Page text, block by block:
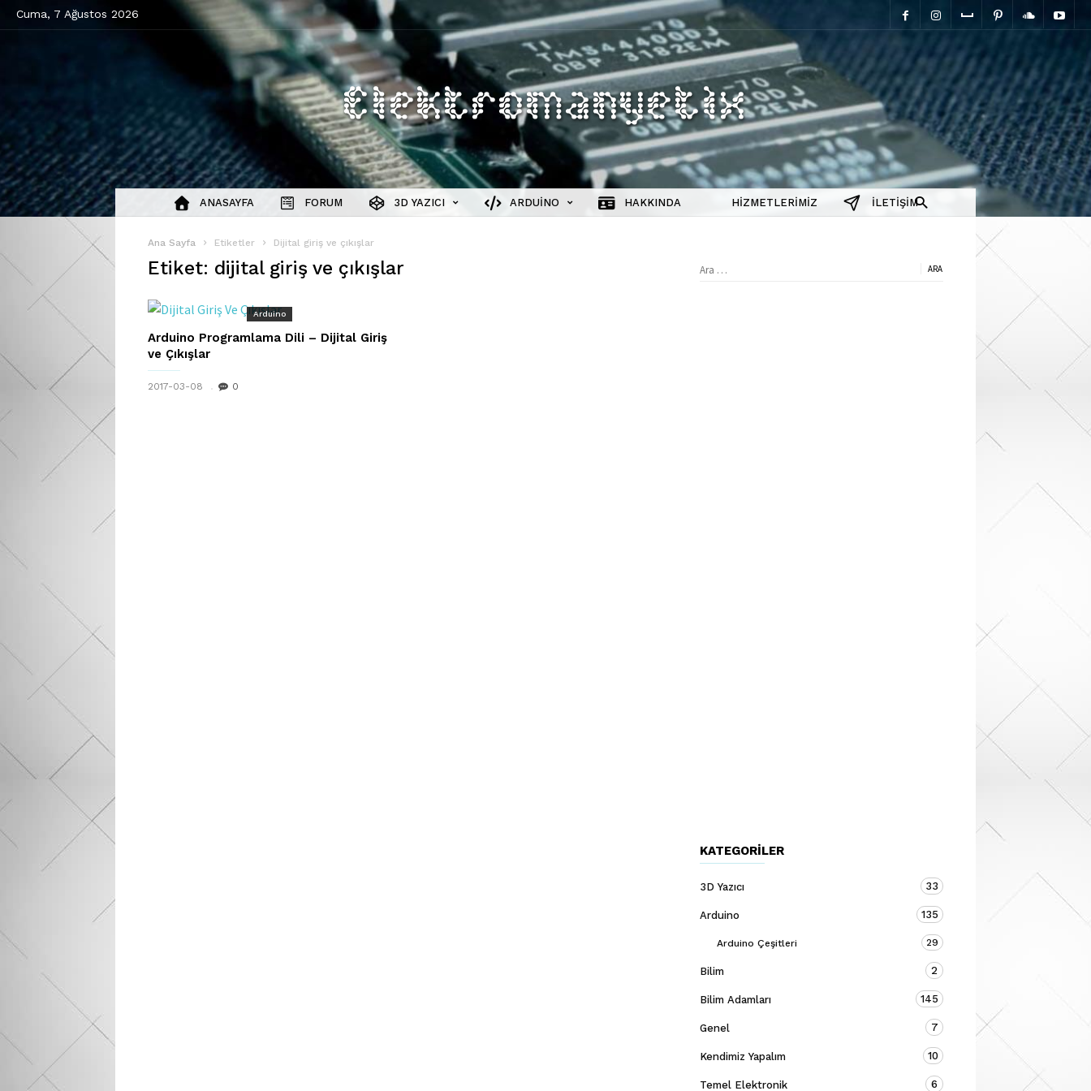
Cuma, 7 Ağustos 2026
elektromanyetix
ANASAYFA FORUM 3D YAZICI ARDUINO HAKKINDA HIZMETLERIMIZ İLETIŞIM
Ana Sayfa Etiketler Dijital giriş ve çıkışlar
Etiket: dijital giriş ve çıkışlar
Arduino
Arduino Programlama Dili – Dijital Giriş
ve Çıkışlar
2017-03-08 0
Arama:
KATEGORILER
3D Yazıcı 33
Arduino 135
Arduino Çeşitleri 29
Bilim 2
Bilim Adamları 145
Genel 7
Kendimiz Yapalım 10
Temel Elektronik 6